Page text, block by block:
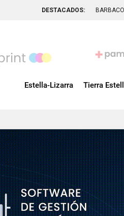
DESTACADOS:
Estella-Lizarra Tierra